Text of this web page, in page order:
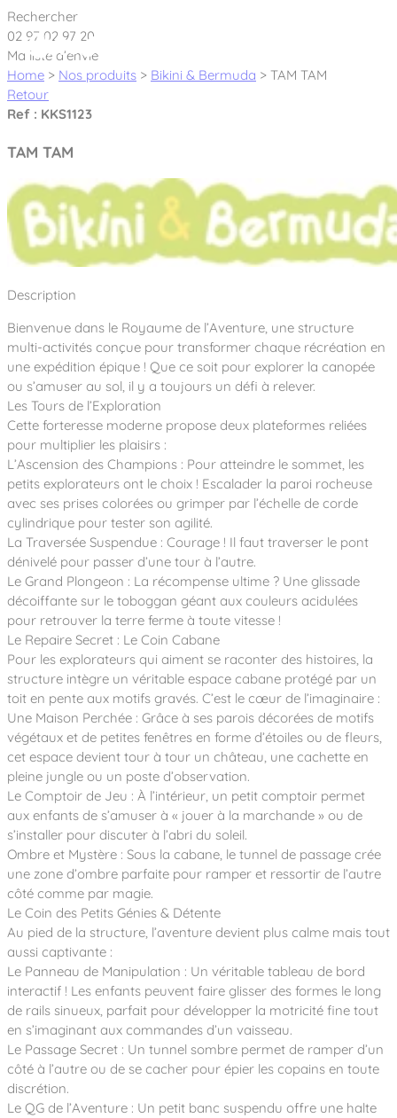
Cookies management panel
Créateur et fabricant d’aires de jeux &
Nos dernières actualités
À propos
Nos engagements
Notre partenariat avec l’association Rêves de clown
Nos Garanties
Notre concept
Notre entreprise
Notre équipe
Nous rejoindre
Aires de jeux Bikini & Bermuda®
Tous nos jeux
Jeux inclusifs
Jeux recyclés
Nos univers
Sport & Fitness Sport&Co®
Agrès fitness
Parcours de santé
Stadium Arena
Street workout
Surfpark
Équipements sportifs
Mobilier & accessoires
Mobilier urbain
Accessoires ludiques
Nos clients
Collectivités
Établissements scolaires
Architectes, Paysagistes-concepteurs
Camping et résidences de vacances
Notre expertise
Des aires intergénérationnelles de
Des aires de jeux pour tous les enfants
L’éco-conception de nos jeux
La végétalisation des cours d’école
Nos matériaux
Nos fonctions ludiques & sportives
Nos sols amortissants
Réalisations
Contact
Les questions fréquentes
Catalogues
Rechercher
02 97 02 97 20
Ma liste d’envie
Home > Nos produits > Bikini & Bermuda > TAM TAM
Retour
Ref : KKS1123
TAM TAM
Description
Bienvenue dans le Royaume de l’Aventure, une structure
multi-activités conçue pour transformer chaque récréation en
une expédition épique ! Que ce soit pour explorer la canopée
ou s’amuser au sol, il y a toujours un défi à relever.
Les Tours de l’Exploration
Cette forteresse moderne propose deux plateformes reliées
pour multiplier les plaisirs :
L’Ascension des Champions : Pour atteindre le sommet, les
petits explorateurs ont le choix ! Escalader la paroi rocheuse
avec ses prises colorées ou grimper par l’échelle de corde
cylindrique pour tester son agilité.
La Traversée Suspendue : Courage ! Il faut traverser le pont
dénivelé pour passer d’une tour à l’autre.
Le Grand Plongeon : La récompense ultime ? Une glissade
décoiffante sur le toboggan géant aux couleurs acidulées
pour retrouver la terre ferme à toute vitesse !
Le Repaire Secret : Le Coin Cabane
Pour les explorateurs qui aiment se raconter des histoires, la
structure intègre un véritable espace cabane protégé par un
toit en pente aux motifs gravés. C’est le cœur de l’imaginaire :
Une Maison Perchée : Grâce à ses parois décorées de motifs
végétaux et de petites fenêtres en forme d’étoiles ou de fleurs,
cet espace devient tour à tour un château, une cachette en
pleine jungle ou un poste d’observation.
Le Comptoir de Jeu : À l’intérieur, un petit comptoir permet
aux enfants de s’amuser à « jouer à la marchande » ou de
s’installer pour discuter à l’abri du soleil.
Ombre et Mystère : Sous la cabane, le tunnel de passage crée
une zone d’ombre parfaite pour ramper et ressortir de l’autre
côté comme par magie.
Le Coin des Petits Génies & Détente
Au pied de la structure, l’aventure devient plus calme mais tout
aussi captivante :
Le Panneau de Manipulation : Un véritable tableau de bord
interactif ! Les enfants peuvent faire glisser des formes le long
de rails sinueux, parfait pour développer la motricité fine tout
en s’imaginant aux commandes d’un vaisseau.
Le Passage Secret : Un tunnel sombre permet de ramper d’un
côté à l’autre ou de se cacher pour épier les copains en toute
discrétion.
Le QG de l’Aventure : Un petit banc suspendu offre une halte